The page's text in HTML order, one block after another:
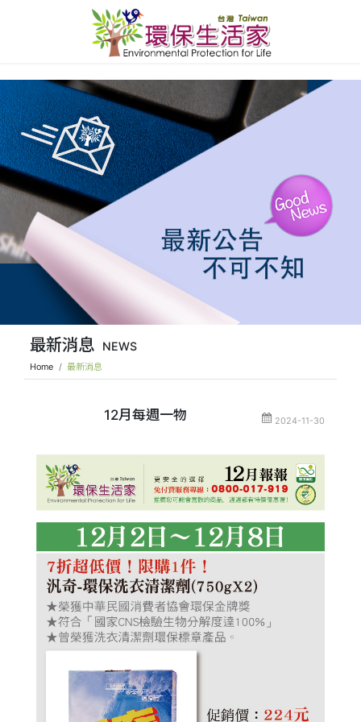
最新消息 NEWS
Home 最新消息
12月每週一物 2024-11-30